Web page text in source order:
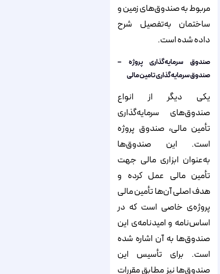
مربوط به صندوق‌‌‌‌‌‌‌‌‌‌‌‌‌‌‌‌‌‌‌‌‌‌‌‌‌‌‌‌‌‌‌‌‌‌‌‌‌‌‌‌‌‌‌‌‌‌‌‌‌‌‌‌‌‌‌‌‌‌‌‌‌‌‌‌‌‌‌‌‌‌‌‌‌‌‌‌‌های زمین و
ساختمان به‌تفصیل شرح
داده شده است.
صندوق سرمایه‌‌‌‌‌‌‌‌‌‌‌‌‌‌‌‌‌‌‌‌‌‌‌‌‌‌‌‌‌‌‌‌‌‌‌‌‌‌‌‌‌‌‌‌‌‌‌‌‌‌‌‌‌‌‌‌‌‌‌‌‌‌‌‌‌‌‌‌‌‌‌‌‌‌‌‌‌گذاری پروژه –
صندوق‌ سرمایه‌گذاری تامین مالی
یکی دیگر از انواع
صندوق‌‌‌‌‌‌‌‌‌‌‌‌‌‌‌‌‌‌‌‌‌‌‌‌‌‌‌‌‌‌‌‌‌‌‌‌‌‌‌‌‌‌‌‌‌‌‌‌‌‌‌‌‌‌‌‌‌‌‌‌‌‌‌‌‌‌‌‌‌‌‌‌‌‌‌‌‌های سرمایه‌‌‌‌‌‌‌‌‌‌‌‌‌‌‌‌‌‌‌‌‌‌‌‌‌‌‌‌‌‌‌‌‌‌‌‌‌‌‌‌‌‌‌‌‌‌‌‌‌‌‌‌‌‌‌‌‌‌‌‌‌‌‌‌‌‌‌‌‌‌‌‌‌‌‌‌‌گذاری
تأمین مالی، صندوق پروژه
است. این صندوق‌‌‌‌‌‌‌‌‌‌‌‌‌‌‌‌‌‌‌‌‌‌‌‌‌‌‌‌‌‌‌‌‌‌‌‌‌‌‌‌‌‌‌‌‌‌‌‌‌‌‌‌‌‌‌‌‌‌‌‌‌‌‌‌‌‌‌‌‌‌‌‌‌‌‌‌‌ها
به‌عنوان ابزاری مالی جهت
تأمین مالی عمل کرده و
هدف اصلی آن‌‌‌‌‌‌‌‌‌‌‌‌‌‌‌‌‌‌‌‌‌‌‌‌‌‌‌‌‌‌‌‌‌‌‌‌‌‌‌‌‌‌‌‌‌‌‌‌‌‌‌‌‌‌‌‌‌‌‌‌‌‌‌‌‌‌‌‌‌‌‌‌‌‌‌‌‌ها تأمین مالی
پروژه‌‌‌‌‌‌‌‌‌‌‌‌‌‌‌‌‌‌‌‌‌‌‌‌‌‌‌‌‌‌‌‌‌‌‌‌‌‌‌‌‌‌‌‌‌‌‌‌‌‌‌‌‌‌‌‌‌‌‌‌‌‌‌‌‌‌‌‌‌‌‌‌‌‌‌‌‌ی خاصی است که در
اساس‌‌‌‌‌‌‌‌‌‌‌‌‌‌‌‌‌‌‌‌‌‌‌‌‌‌‌‌‌‌‌‌‌‌‌‌‌‌‌‌‌‌‌‌‌‌‌‌‌‌‌‌‌‌‌‌‌‌‌‌‌‌‌‌‌‌‌‌‌‌‌‌‌‌‌‌‌نامه و امیدنامه‌ی این
صندوق‌‌‌‌‌‌‌‌‌‌‌‌‌‌‌‌‌‌‌‌‌‌‌‌‌‌‌‌‌‌‌‌‌‌‌‌‌‌‌‌‌‌‌‌‌‌‌‌‌‌‌‌‌‌‌‌‌‌‌‌‌‌‌‌‌‌‌‌‌‌‌‌‌‌‌‌‌ها به آن اشاره شده
است. برای تأسیس این
صندوق‌‌‌‌‌‌‌‌‌‌‌‌‌‌‌‌‌‌‌‌‌‌‌‌‌‌‌‌‌‌‌‌‌‌‌‌‌‌‌‌‌‌‌‌‌‌‌‌‌‌‌‌‌‌‌‌‌‌‌‌‌‌‌‌‌‌‌‌‌‌‌‌‌‌‌‌‌ها نیز مطابق مقررات